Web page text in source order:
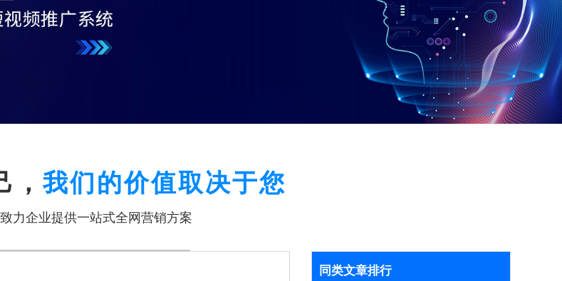
， 我们的价值取决于您
力企业提供一站式全网营销方案
同类文章排行